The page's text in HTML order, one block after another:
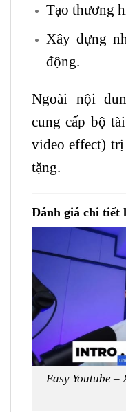
Tạo thương
Xây dựng
động.
Ngoài nội
cung cấp bộ
video effect)
tặng.
Đánh giá chi tiết
Easy Youtube –